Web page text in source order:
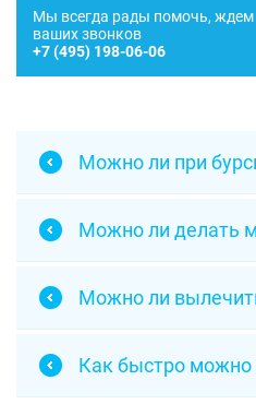
Мы всегда рады помочь, ждем
ваших звонков
+7(495) 198-06-06
Можно ли при
Можно ли делать
Можно ли
Как быстро можно